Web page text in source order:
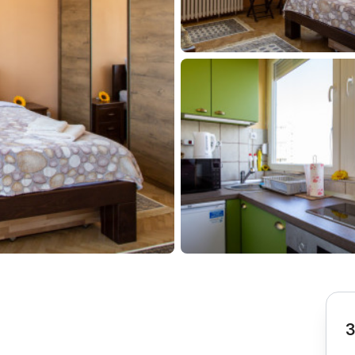
Nova Varoš Valjevo
Kruševac Pirot
Zrenjanin Vršac
Milanovac Raška
Požarevac Senta
Sremska
Mitrovica
Ljubovija
Negotin